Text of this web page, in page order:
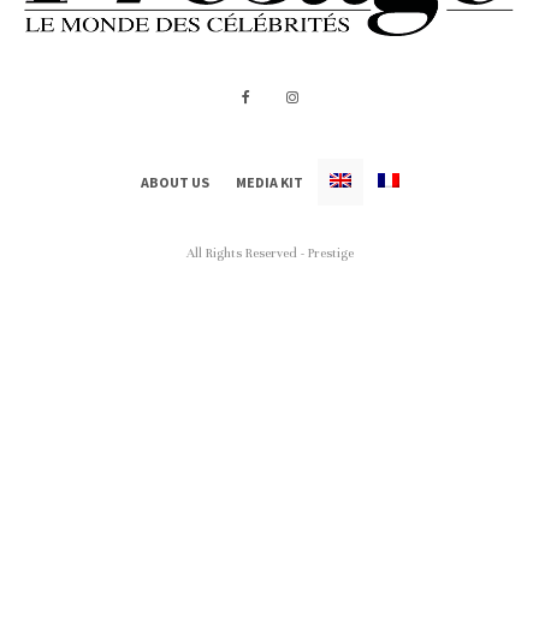
ABOUT US MEDIA KIT
All Rights Reserved - Prestige